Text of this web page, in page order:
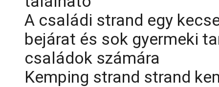
A családi strand egy
bejárat és sok gyermeki
családok számára
Kemping strand strand